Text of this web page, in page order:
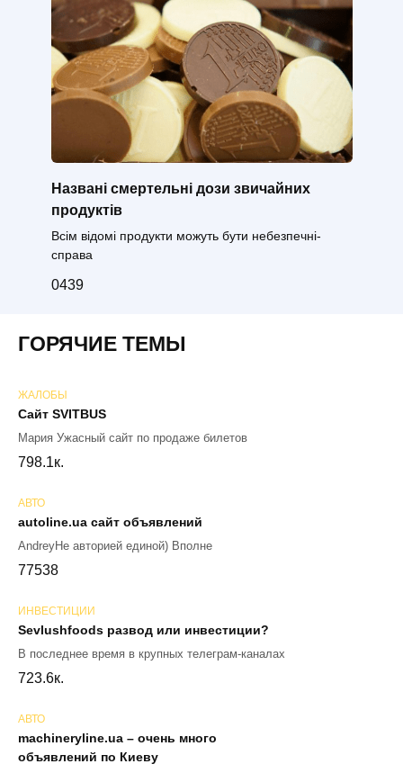
Названі смертельні дози звичайних
продуктів
Всім відомі продукти можуть бути небезпечні-
справа
0439
ГОРЯЧИЕ ТЕМЫ
ЖАЛОБЫ
Сайт SVITBUS
Мария Ужасный сайт по продаже билетов
798.1к.
АВТО
autoline.ua сайт объявлений
AndreyНе авторией единой) Вполне
77538
ИНВЕСТИЦИИ
Sevlushfoods развод или инвестиции?
В последнее время в крупных телеграм-каналах
723.6к.
АВТО
machineryline.ua – очень много
объявлений по Киеву